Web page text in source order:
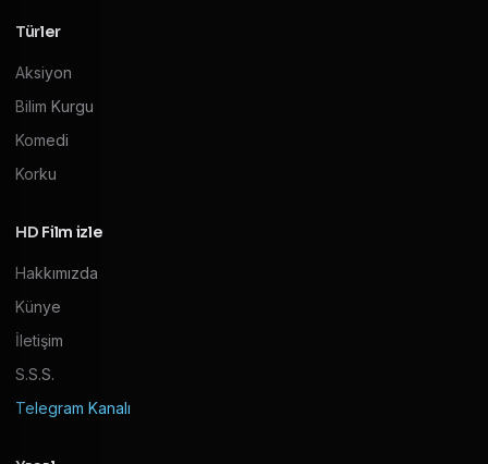
Türler
Aksiyon
Bilim Kurgu
Komedi
Korku
HD Film izle
Hakkımızda
Künye
İletişim
S.S.S.
Telegram Kanalı